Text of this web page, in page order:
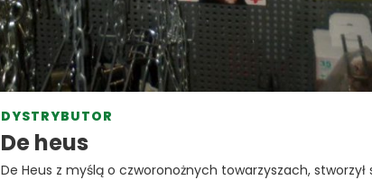
DYSTRYBUTOR
De heus
De Heus z myślą o czworonożnych towarzyszach, stworzył